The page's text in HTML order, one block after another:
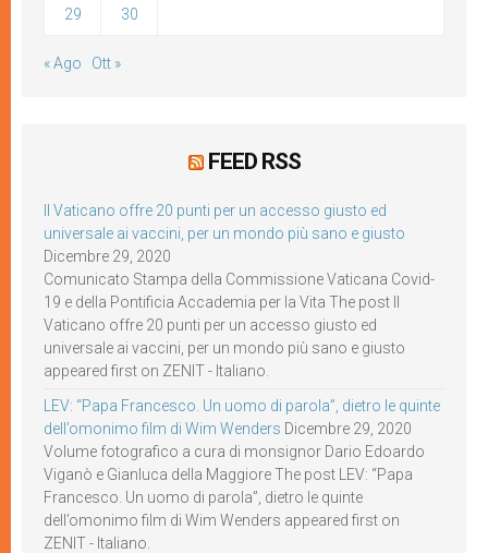
29 30
« Ago Ott »
FEED RSS
Il Vaticano offre 20 punti per un accesso giusto ed
universale ai vaccini, per un mondo più sano e giusto
Dicembre 29, 2020
Comunicato Stampa della Commissione Vaticana Covid-
19 e della Pontificia Accademia per la Vita The post Il
Vaticano offre 20 punti per un accesso giusto ed
universale ai vaccini, per un mondo più sano e giusto
appeared first on ZENIT - Italiano.
LEV: “Papa Francesco. Un uomo di parola”, dietro le quinte
dell’omonimo film di Wim Wenders Dicembre 29, 2020
Volume fotografico a cura di monsignor Dario Edoardo
Viganò e Gianluca della Maggiore The post LEV: “Papa
Francesco. Un uomo di parola”, dietro le quinte
dell’omonimo film di Wim Wenders appeared first on
ZENIT - Italiano.